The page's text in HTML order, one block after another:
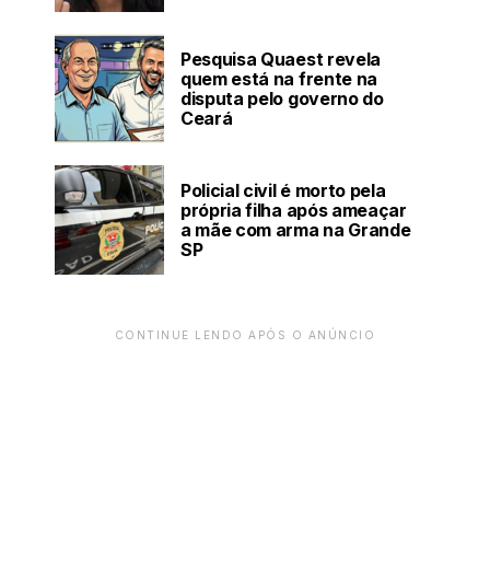
Pesquisa Quaest revela
quem está na frente na
disputa pelo governo do
Ceará
Policial civil é morto pela
própria filha após ameaçar
a mãe com arma na Grande
SP
CONTINUE LENDO APÓS O ANÚNCIO